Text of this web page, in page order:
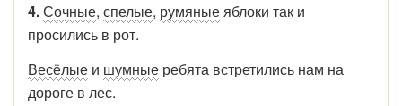
4.Сочные, спелые, румяныеяблоки так и
просились в рот.
Весёлые и шумные ребята встретились нам на
дороге в лес.